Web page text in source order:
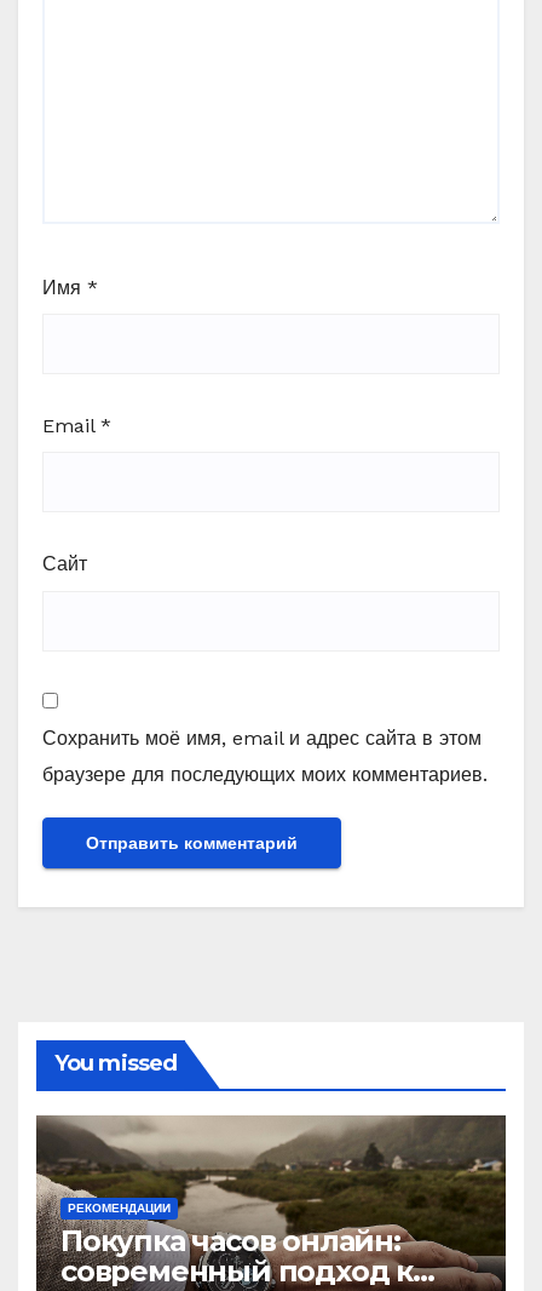
Имя *
Email *
Сайт
Сохранить моё имя, email и адрес сайта в этом
браузере для последующих моих комментариев.
You missed
РЕКОМЕНДАЦИИ
Покупка часов онлайн:
современный подход к